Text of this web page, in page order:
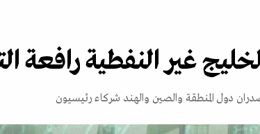
غير النفطية رافعة
دول المنطقة والصين والهند شركاء رئيسيون